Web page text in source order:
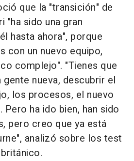
que la "transición" de
"ha sido una gran
hasta ahora", porque
con un nuevo equipo,
complejo". "Tienes que
nueva, descubrir el
los procesos, el nuevo
ha ido bien, han sido
pero creo que ya está
analizó sobre los test